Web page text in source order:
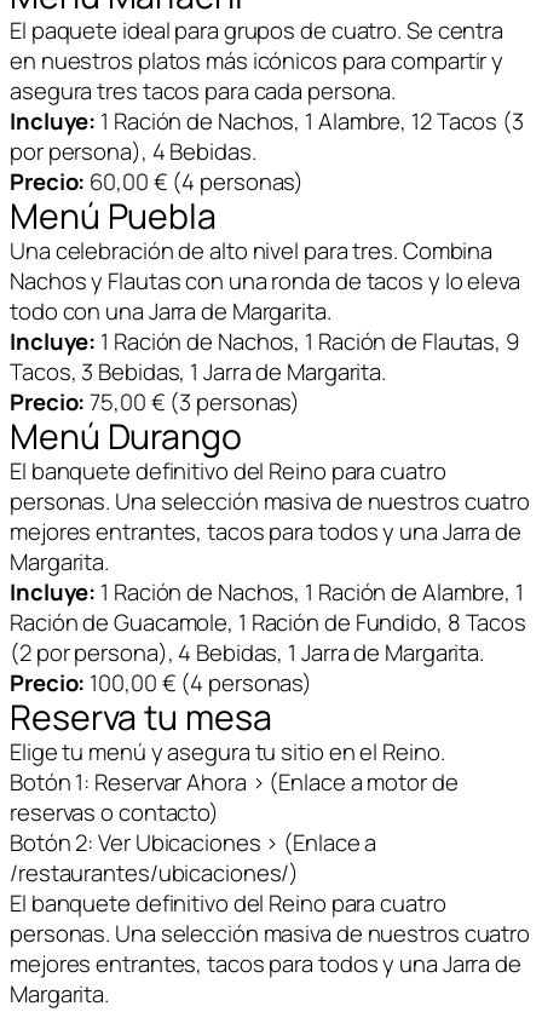
El paquete ideal para grupos de cuatro. Se centra
en nuestros platos más icónicos para compartir y
asegura tres tacos para cada persona.
Incluye: 1 Ración de Nachos, 1 Alambre, 12 Tacos (3
por persona), 4 Bebidas.
Precio: 60,00 € (4 personas)
Menú Puebla
Una celebración de alto nivel para tres. Combina
Nachos y Flautas con una ronda de tacos y lo eleva
todo con una Jarra de Margarita.
Incluye: 1 Ración de Nachos, 1 Ración de Flautas, 9
Tacos, 3 Bebidas, 1 Jarra de Margarita.
Precio:75,00 € (3 personas)
Menú Durango
El banquete definitivo del Reino para cuatro
personas. Una selección masiva de nuestros cuatro
mejores entrantes, tacos para todos y una Jarra de
Margarita.
Incluye: 1 Ración de Nachos, 1 Ración de Alambre, 1
Ración de Guacamole, 1 Ración de Fundido, 8 Tacos
(2 por persona), 4 Bebidas, 1 Jarra de Margarita.
Precio: 100,00 € (4 personas)
Reserva tu mesa
Elige tu menú y asegura tu sitio en el Reino.
Botón 1: Reservar Ahora > (Enlace a motor de
reservas o contacto)
Botón 2: Ver Ubicaciones > (Enlace a
/restaurantes/ubicaciones/)
El banquete definitivo del Reino para cuatro
personas. Una selección masiva de nuestros cuatro
mejores entrantes, tacos para todos y una Jarra de
Margarita.